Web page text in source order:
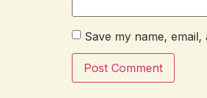
Save my name,